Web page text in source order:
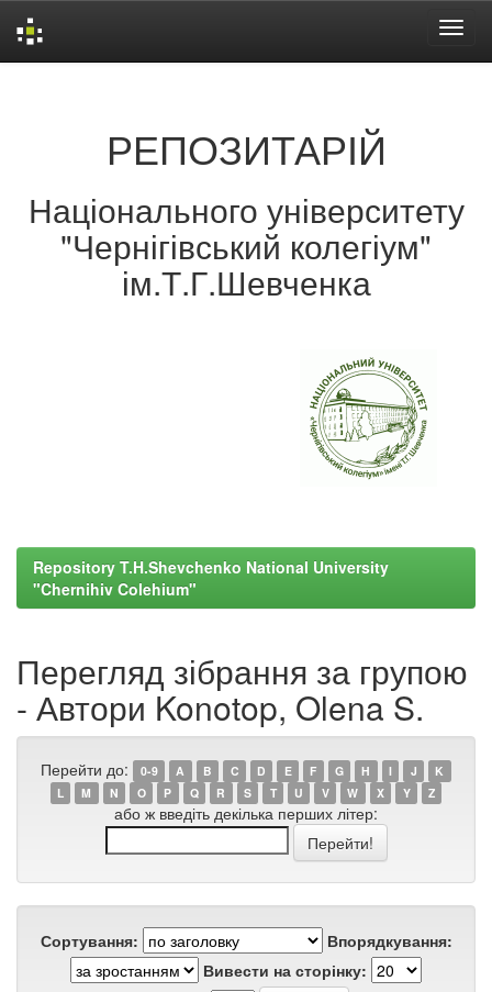
РЕПОЗИТАРІЙ
Національного університету
"Чернігівський колегіум"
ім.Т.Г.Шевченка
Repository T.H.Shevchenko National University
"Chernihiv Colehium"
Перегляд зібрання за групою
- Автори Konotop, Olena S.
Перейти до: 0-9 A B C D E F G H I J
K
L
M N O P Q R S T U V W X Y Z
або ж введіть декілька перших літер:
Сортування:
Впорядкування:
Вивести на сторінку: